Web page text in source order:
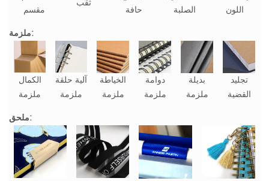
مقسم
حافة
الصلبة
اللون
ملزمة:
الكمال
ملزمة
آلية حلقة
ملزمة
الخياطة
ملزمة
دوامة
ملزمة
بديلة
ملزمة
تجليد
القضية
ملحق: